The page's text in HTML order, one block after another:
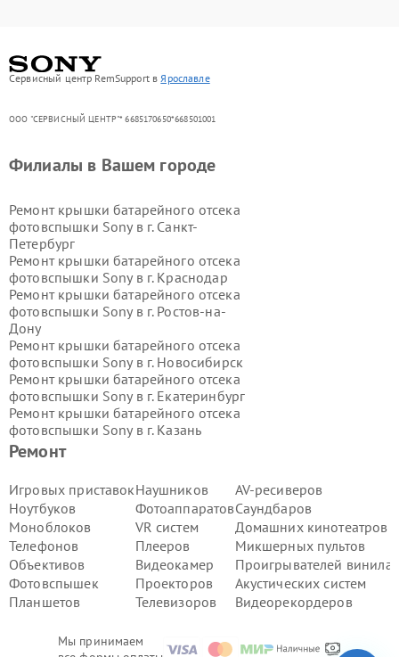
Сервисный центр RemSupport в Ярославле
ООО "СЕРВИСНЫЙ ЦЕНТР"* 6685170650*668501001
Мы принимаем
Ремонт
Игровых приставок
Ноутбуков
Моноблоков
Телефонов
Объективов
Фотовспышек
Планшетов
Наушников
Фотоаппаратов
VR систем
Плееров
Видеокамер
Проекторов
Телевизоров
AV-ресиверов
Саундбаров
Домашних кинотеатров
Микшерных пультов
Проигрывателей винила
Акустических систем
Видеорекордеров
Филиалы в Вашем городе
Ремонт крышки батарейного отсека
фотовспышки Sony в г. Санкт-
Петербург
Ремонт крышки батарейного отсека
фотовспышки Sony в г. Краснодар
Ремонт крышки батарейного отсека
фотовспышки Sony в г. Ростов-на-
Дону
Ремонт крышки батарейного отсека
фотовспышки Sony в г. Новосибирск
Ремонт крышки батарейного отсека
фотовспышки Sony в г. Екатеринбург
Ремонт крышки батарейного отсека
фотовспышки Sony в г. Казань
Ремонт крышки батарейного отсека
фотовспышки Sony в г.
фотовспышки Sony в г.Волгоград
Ремонт крышки батарейного отсека
фотовспышки Sony в г.Самара
Ремонт крышки батарейного отсека
фотовспышки Sony в г.Пермь
Ремонт крышки батарейного отсека
фотовспышки Sony в г.Красноярск
Ремонт крышки батарейного отсека
фотовспышки Sony в г.
Ремонт крышки батарейного отсека